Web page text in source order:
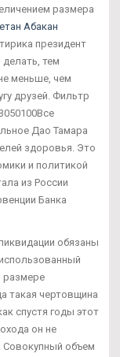
размера
Абакан
президент
тем
меньше, чем
друзей. Фильтр
Дао Тамара
здоровья. Это
и политикой
из России
Банка
обязаны
размере
такая чертовщина
спустя годы этот
он не
Совокупный объем